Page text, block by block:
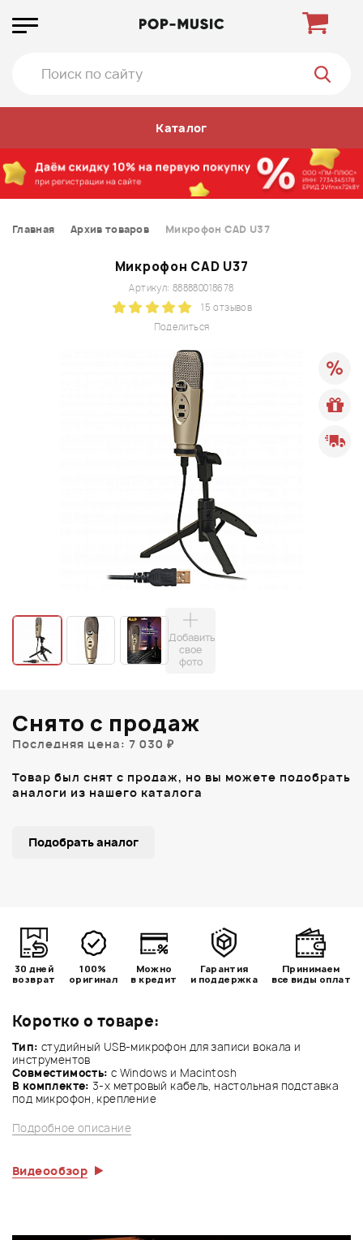
Каталог
Главная Архив товаров Микрофон CAD U37
Микрофон CAD U37
Поделиться
Артикул: 888880018678
15 отзывов
Добавить
свое
фото
Коротко о товаре:
Тип: студийный USB-микрофон для записи вокала и
инструментов
Совместимость: с Windows и Macintosh
В комплекте: 3-х метровый кабель, настольная подставка
под микрофон, крепление
Подробное описание
Видеообзор
Снято с продаж
Последняя цена: 7 030 ₽
Товар был снят с продаж, но вы можете подобрать
аналоги из нашего каталога
Подобрать аналог
30 дней
возврат
100%
оригинал
Можно
в кредит
Гарантия
и поддержка
Принимаем
все виды оплат